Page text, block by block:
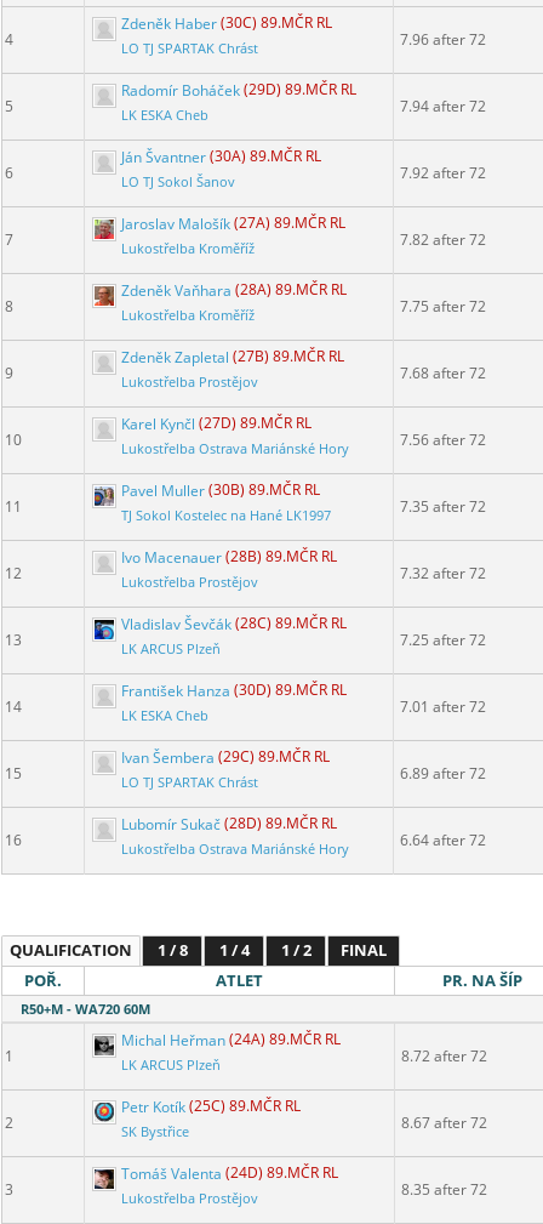
4
Zdeněk Haber(30C) 89.MČR RL
LO TJ SPARTAK Chrást 7.96 after 72
5
Radomír Boháček(29D) 89.MČR RL
LK ESKA Cheb 7.94 after 72
6
Ján Švantner(30A) 89.MČR RL
LO TJ Sokol Šanov 7.92 after 72
7
Jaroslav Malošík(27A) 89.MČR RL
Lukostřelba Kroměříž 7.82 after 72
8
Zdeněk Vaňhara (28A) 89.MČR RL
Lukostřelba Kroměříž 7.75 after 72
9
Zdeněk Zapletal (27B) 89.MČR RL
Lukostřelba Prostějov 7.68 after 72
10
Karel Kynčl (27D) 89.MČR RL
Lukostřelba Ostrava Mariánské Hory 7.56 after 72
11
Pavel Muller(30B) 89.MČR RL
TJ Sokol Kostelec na Hané LK1997 7.35 after 72
12
Ivo Macenauer(28B) 89.MČR RL
Lukostřelba Prostějov 7.32 after 72
13
Vladislav Ševčák(28C) 89.MČR RL
LK ARCUS Plzeň 7.25 after 72
14
František Hanza (30D) 89.MČR RL
LK ESKA Cheb 7.01 after 72
15
Ivan Šembera (29C) 89.MČR RL
LO TJ SPARTAK Chrást 6.89 after 72
16
Lubomír Sukač(28D) 89.MČR RL
Lukostřelba Ostrava Mariánské Hory 6.64 after 72
QUALIFICATION 1 / 8 1 / 4 1 / 2
FINAL
POŘ.
ATLET PR. NA ŠÍP
R50+M - WA720 60M
1
Michal Heřman(24A) 89.MČR RL
LK ARCUS Plzeň 8.72 after 72
2
Petr Kotík(25C) 89.MČR RL
SK Bystřice 8.67 after 72
3
Tomáš Valenta (24D) 89.MČR RL
Lukostřelba Prostějov 8.35 after 72